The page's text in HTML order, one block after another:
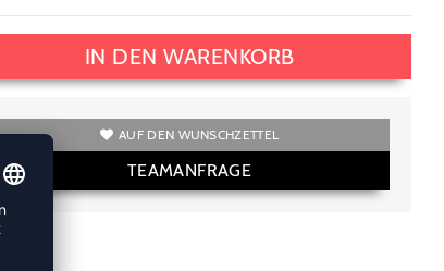
IN DEN WARENKORB
AUF DEN WUNSCHZETTEL
TEAMANFRAGE